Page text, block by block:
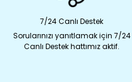
7/24 Canlı Destek
Sorularınızı yanıtlamak için 7/24
Canlı Destek hattımız aktif.